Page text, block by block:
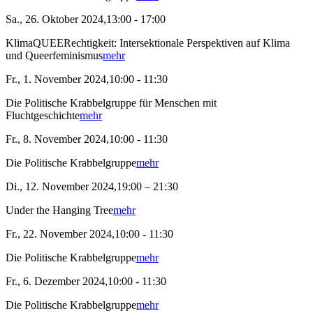
Sa., 26. Oktober 2024,13:00 - 17:00
KlimaQUEERechtigkeit: Intersektionale Perspektiven auf Klima
und Queerfeminismusmehr
Fr., 1. November 2024,10:00 - 11:30
Die Politische Krabbelgruppe für Menschen mit
Fluchtgeschichtemehr
Fr., 8. November 2024,10:00 - 11:30
Die Politische Krabbelgruppemehr
Di., 12. November 2024,19:00 – 21:30
Under the Hanging Treemehr
Fr., 22. November 2024,10:00 - 11:30
Die Politische Krabbelgruppemehr
Fr., 6. Dezember 2024,10:00 - 11:30
Die Politische Krabbelgruppemehr